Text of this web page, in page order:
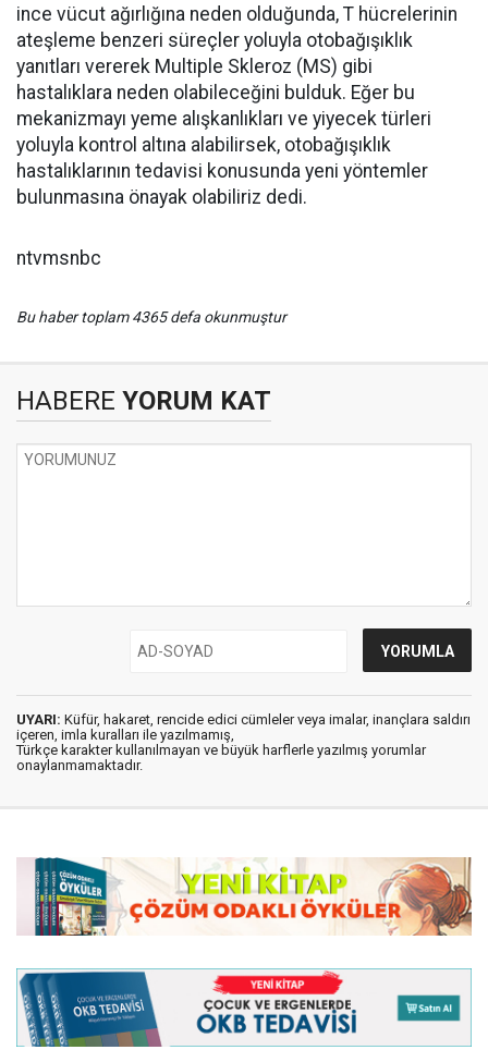
ince vücut ağırlığına neden olduğunda, T hücrelerinin
ateşleme benzeri süreçler yoluyla otobağışıklık
yanıtları vererek Multiple Skleroz (MS) gibi
hastalıklara neden olabileceğini bulduk. Eğer bu
mekanizmayı yeme alışkanlıkları ve yiyecek türleri
yoluyla kontrol altına alabilirsek, otobağışıklık
hastalıklarının tedavisi konusunda yeni yöntemler
bulunmasına önayak olabiliriz dedi.
ntvmsnbc
Bu haber toplam 4365 defa okunmuştur
HABERE YORUM KAT
UYARI: Küfür, hakaret, rencide edici cümleler veya imalar, inançlara saldırı
içeren, imla kuralları ile yazılmamış,
Türkçe karakter kullanılmayan ve büyük harflerle yazılmış yorumlar
onaylanmamaktadır.